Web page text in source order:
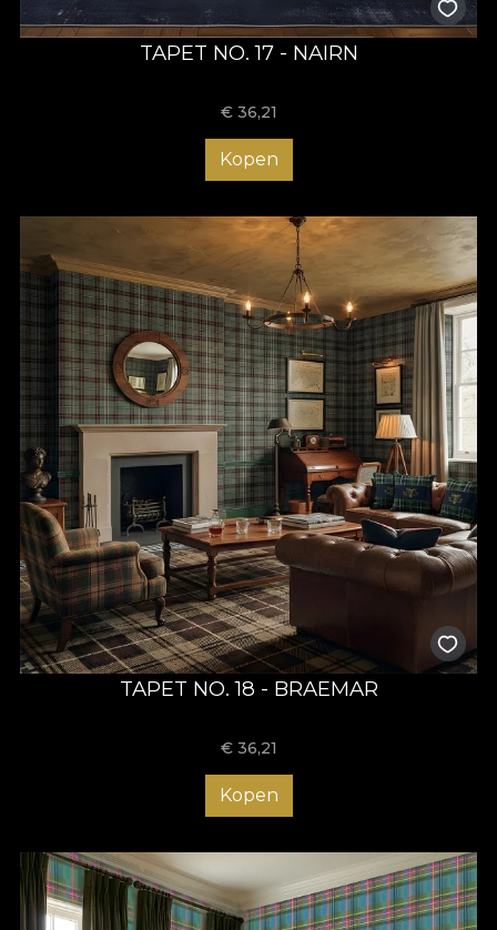
TAPET NO. 17 - NAIRN
€ 36,21
Kopen
TAPET NO. 18 - BRAEMAR
€ 36,21
Kopen